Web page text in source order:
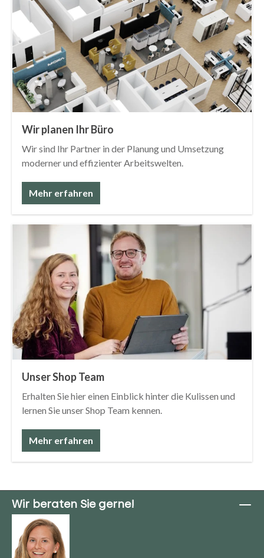
Wir planen Ihr Büro
Wir sind Ihr Partner in der Planung und Umsetzung
moderner und effizienter Arbeitswelten.
Mehr erfahren
Unser Shop Team
Erhalten Sie hier einen Einblick hinter die Kulissen und
lernen Sie unser Shop Team kennen.
Mehr erfahren
Wir beraten Sie gerne!